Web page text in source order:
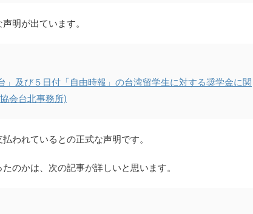
明が出ています。
」及び５日付「自由時報」の台湾留学生に対する奨学金に関
会台北事務所)
われているとの正式な声明です。
のかは、次の記事が詳しいと思います。